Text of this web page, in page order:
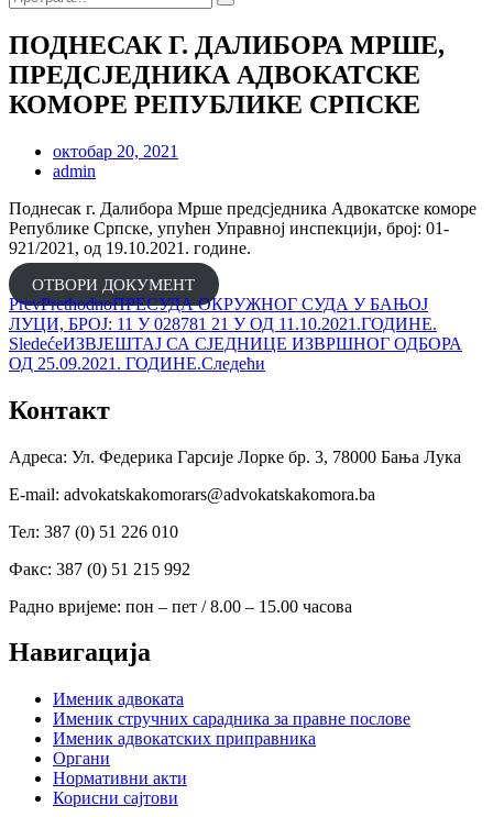
ПОДНЕСАК Г. ДАЛИБОРА МРШЕ,
ПРЕДСЈЕДНИКА АДВОКАТСКЕ
КОМОРЕ РЕПУБЛИКЕ СРПСКЕ
октобар 20, 2021
admin
Поднесак г. Далибора Мрше предсједника Адвокатске коморе
Републике Српске, упућен Управној инспекцији, број: 01-
921/2021, од 19.10.2021. године.
ОТВОРИ ДОКУМЕНТ
PrevPrethodnoПРЕСУДА ОКРУЖНОГ СУДА У БАЊОЈ
ЛУЦИ, БРОЈ: 11 У 028781 21 У ОД 11.10.2021.ГОДИНЕ.
SledećeИЗВЈЕШТАЈ СА СЈЕДНИЦЕ ИЗВРШНОГ ОДБОРА
ОД 25.09.2021. ГОДИНЕ.Следећи
Контакт
Адреса: Ул. Федерика Гарсије Лорке бр. 3, 78000 Бања Лука
Е-mail: advokatskakomorars@advokatskakomora.ba
Тел: 387 (0) 51 226 010
Факс: 387 (0) 51 215 992
Радно вријеме: пон – пет / 8.00 – 15.00 часова
Навигација
Именик адвоката
Именик стручних сарадника за правне послове
Именик адвокатских приправника
Органи
Нормативни акти
Корисни сајтови